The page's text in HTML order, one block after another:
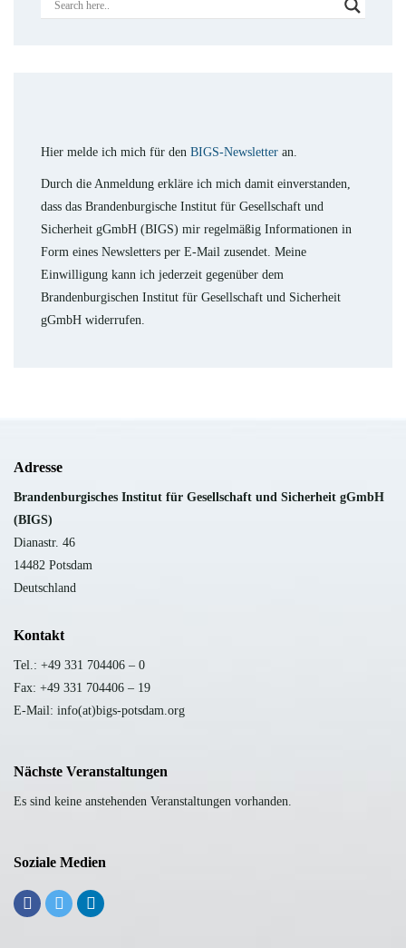
Hier melde ich mich für den BIGS-Newsletter an.
Durch die Anmeldung erkläre ich mich damit einverstanden,
dass das Brandenburgische Institut für Gesellschaft und
Sicherheit gGmbH (BIGS) mir regelmäßig Informationen in
Form eines Newsletters per E-Mail zusendet. Meine
Einwilligung kann ich jederzeit gegenüber dem
Brandenburgischen Institut für Gesellschaft und Sicherheit
gGmbH widerrufen.
Adresse
Brandenburgisches Institut für Gesellschaft und Sicherheit gGmbH
(BIGS)
Dianastr. 46
14482 Potsdam
Deutschland
Kontakt
Tel.: +49 331 704406 – 0
Fax: +49 331 704406 – 19
E-Mail: info(at)bigs-potsdam.org
Nächste Veranstaltungen
Es sind keine anstehenden Veranstaltungen vorhanden.
Soziale Medien